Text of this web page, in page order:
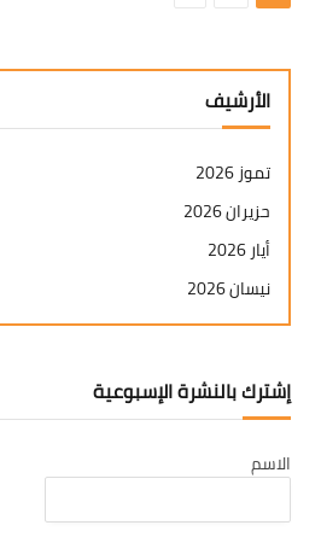
الأرشيف
تموز 2026
حزيران 2026
أيار 2026
نيسان 2026
آذار 2026
كانون ثاني 2026
تشرين ثاني 2025
تشرين أول 2025
إشترك بالنشرة الإسبوعية
الاسم